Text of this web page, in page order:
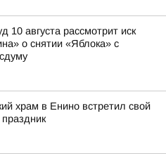
10 августа рассмотрит иск
о снятии «Яблока» с
храм в Енино встретил свой